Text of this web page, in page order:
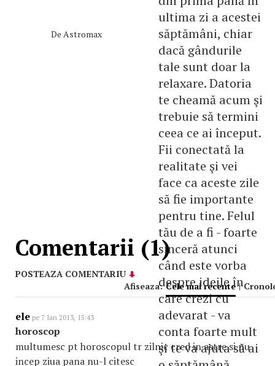
ultima zi a acestei
săptămâni, chiar
dacă gândurile
tale sunt doar la
relaxare. Datoria
te cheamă acum şi
trebuie să termini
ceea ce ai început.
Fii conectată la
realitate şi vei
face ca aceste zile
să fie importante
pentru tine. Felul
tău de a fi - foarte
sinceră atunci
când este vorba
despre ideile în
care crezi cu
adevarat - va
conta foarte mult
şi te va ajuta să ai
De Astromax
Comentarii (1)
POSTEAZA COMENTARIU
Afiseaza: Cele mai recente |
ele pe 7 Ian 2013, 15:43
horoscop
multumesc pt horoscopul tr zilnic cred in astre si nu
incep ziua pana nu-l citesc